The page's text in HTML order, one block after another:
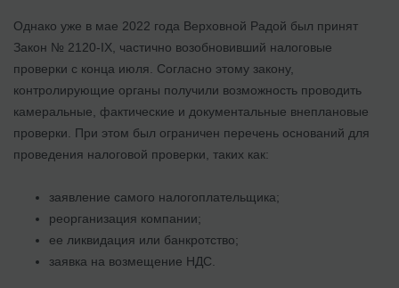
Однако уже в мае 2022 года Верховной Радой был принят
Закон № 2120-IX, частично возобновивший налоговые
проверки с конца июля. Согласно этому закону,
контролирующие органы получили возможность проводить
камеральные, фактические и документальные внеплановые
проверки. При этом был ограничен перечень оснований для
проведения налоговой проверки, таких как:
заявление самого налогоплательщика;
реорганизация компании;
ее ликвидация или банкротство;
заявка на возмещение НДС.